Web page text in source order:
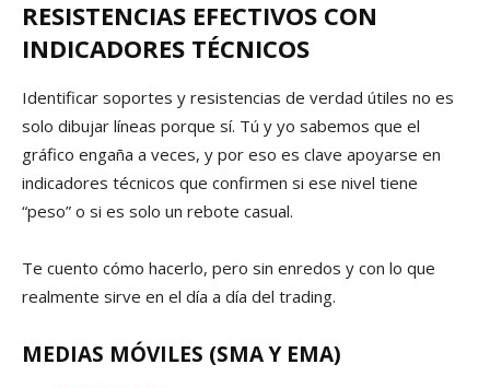
RESISTENCIAS EFECTIVOS CON
INDICADORES TÉCNICOS
Identificar soportes y resistencias de verdad útiles no es
solo dibujar líneas porque sí. Tú y yo sabemos que el
gráfico engaña a veces, y por eso es clave apoyarse en
indicadores técnicos que confirmen si ese nivel tiene
“peso” o si es solo un rebote casual.
Te cuento cómo hacerlo, pero sin enredos y con lo que
realmente sirve en el día a día del trading.
MEDIAS MÓVILES (SMA Y EMA)